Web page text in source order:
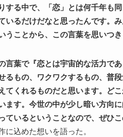
する中で、「恋」とは何千年も
いるだけだなと思ったんです。
ことから、この言葉を思いつき
言葉で『恋とは宇宙的な活力で
るもの、ワクワクするもの、普
てくれるものだと思います。ど
す。今世の中が少し暗い方向
ているということなので、ぜひ
に込めた想いを語った。